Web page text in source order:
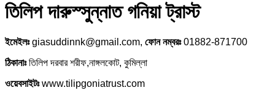
তিলিপ দারুস্সুন্নাত গনিয়া ট্রাস্ট
ইমেইলঃgiasuddinnk@gmail.com, ফোন নম্বরঃ01882-871700
ঠিকানাঃতিলিপ দরবার শরীফ,নাঙ্গলকোট, কুমিল্লা
ওয়েবসাইটঃwww.tilipgoniatrust.com